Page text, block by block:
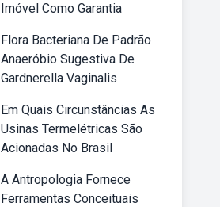
Imóvel Como Garantia
Flora Bacteriana De Padrão
Anaeróbio Sugestiva De
Gardnerella Vaginalis
Em Quais Circunstâncias As
Usinas Termelétricas São
Acionadas No Brasil
A Antropologia Fornece
Ferramentas Conceituais